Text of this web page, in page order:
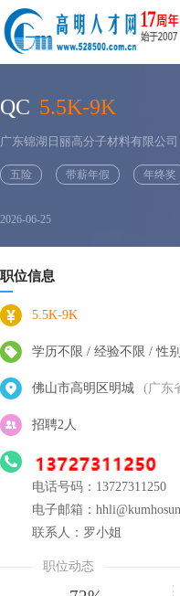
QC 5.5K-9K
广东锦湖日丽高分子材料有限公司
五险 带薪年假 年终奖
2026-06-25
职位信息
5.5K-9K
学历不限 / 经验不限 / 性
佛山市高明区明城 (广东
招聘2人
电话号码：13727311250
电子邮箱：
联系人：罗小姐
职位动态